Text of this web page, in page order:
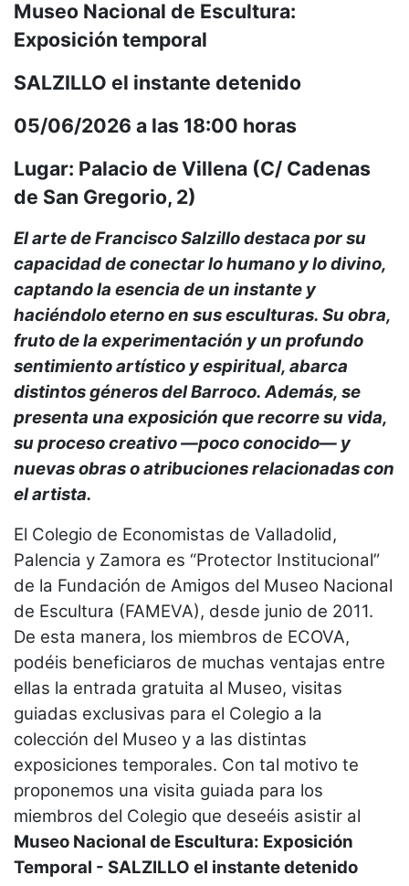
Museo Nacional de Escultura:
Exposición temporal
SALZILLO el instante detenido
05/06/2026 a las 18:00 horas
Lugar: Palacio de Villena (C/ Cadenas
de San Gregorio, 2)
El arte de Francisco Salzillo destaca por su
capacidad de conectar lo humano y lo divino,
captando la esencia de un instante y
haciéndolo eterno en sus esculturas. Su obra,
fruto de la experimentación y un profundo
sentimiento artístico y espiritual, abarca
distintos géneros del Barroco. Además, se
presenta una exposición que recorre su vida,
su proceso creativo —poco conocido— y
nuevas obras o atribuciones relacionadas con
el artista.
El Colegio de Economistas de Valladolid,
Palencia y Zamora es “Protector Institucional”
de la Fundación de Amigos del Museo Nacional
de Escultura (FAMEVA), desde junio de 2011.
De esta manera, los miembros de ECOVA,
podéis beneficiaros de muchas ventajas entre
ellas la entrada gratuita al Museo, visitas
guiadas exclusivas para el Colegio a la
colección del Museo y a las distintas
exposiciones temporales. Con tal motivo te
proponemos una visita guiada para los
miembros del Colegio que deseéis asistir al
Museo Nacional de Escultura: Exposición
Temporal - SALZILLO el instante detenido